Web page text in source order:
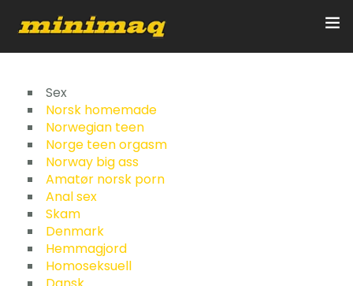
Inicio
Servicios
Implementos
Control Remoto/GPS
Quienes Somos
Sex
Norsk homemade
Norwegian teen
Norge teen orgasm
Norway big ass
Amatør norsk porn
Anal sex
Skam
Denmark
Hemmagjord
Homoseksuell